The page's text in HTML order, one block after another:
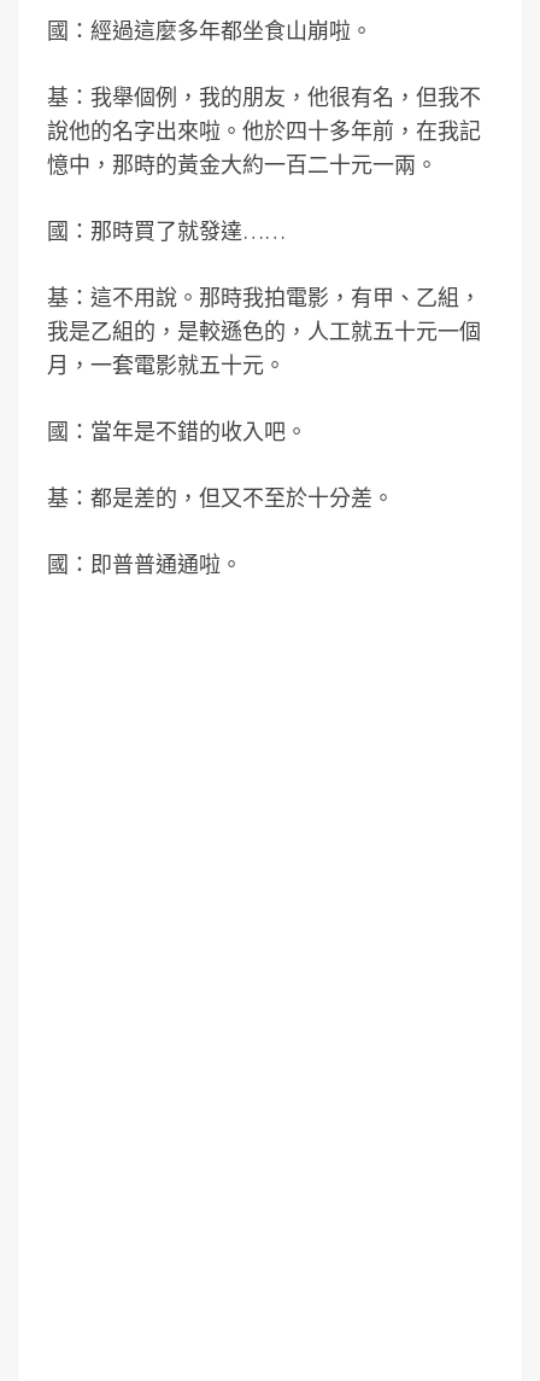
國：經過這麼多年都坐食山崩啦。
基：我舉個例，我的朋友，他很有名，但我不
說他的名字出來啦。他於四十多年前，在我記
憶中，那時的黃金大約一百二十元一兩。
國：那時買了就發達……
基：這不用說。那時我拍電影，有甲、乙組，
我是乙組的，是較遜色的，人工就五十元一個
月，一套電影就五十元。
國：當年是不錯的收入吧。
基：都是差的，但又不至於十分差。
國：即普普通通啦。